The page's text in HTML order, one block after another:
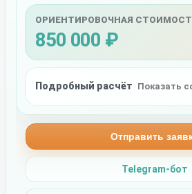
ОРИЕНТИРОВОЧНАЯ
850 000 ₽
Подробный расчёт Показать
Отправить
Telegram-бот